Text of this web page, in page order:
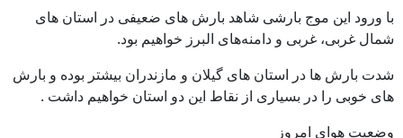
با ورود این موج بارشی شاهد بارش های ضعیفی در استان های
شمال غربی، غربی و دامنه‌های البرز خواهیم بود.
شدت بارش ها در استان های گیلان و مازندران بیشتر بوده و بارش
های خوبی را در بسیاری از نقاط این دو استان خواهیم داشت .
وضعیت هوای امروز